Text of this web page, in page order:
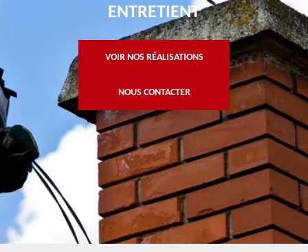
ENTRETIENT
VOIR NOS RÉALISATIONS
NOUS CONTACTER